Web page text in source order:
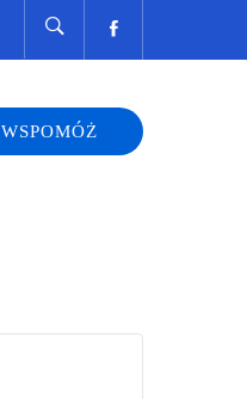
WSPOMÓŻ